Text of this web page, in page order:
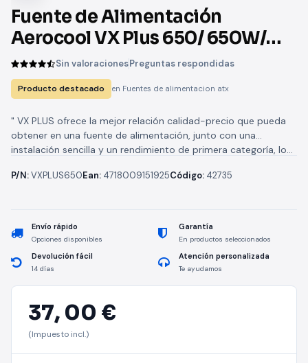
Fuente de Alimentación
Aerocool VX Plus 650/ 650W/
Ventilador 12cm
Sin valoracionesPreguntas respondidas
Producto destacado en Fuentes de alimentacion atx
" VX PLUS ofrece la mejor relación calidad-precio que pueda
obtener en una fuente de alimentación, junto con una
instalación sencilla y un rendimiento de primera categoría, lo...
P/N:VXPLUS650Ean: 4718009151925Código: 42735
Envío rápido
Opciones disponibles
Garantía
En productos seleccionados
Devolución fácil
14 días
Atención personalizada
Te ayudamos
37, 00 €
(Impuesto incl.)